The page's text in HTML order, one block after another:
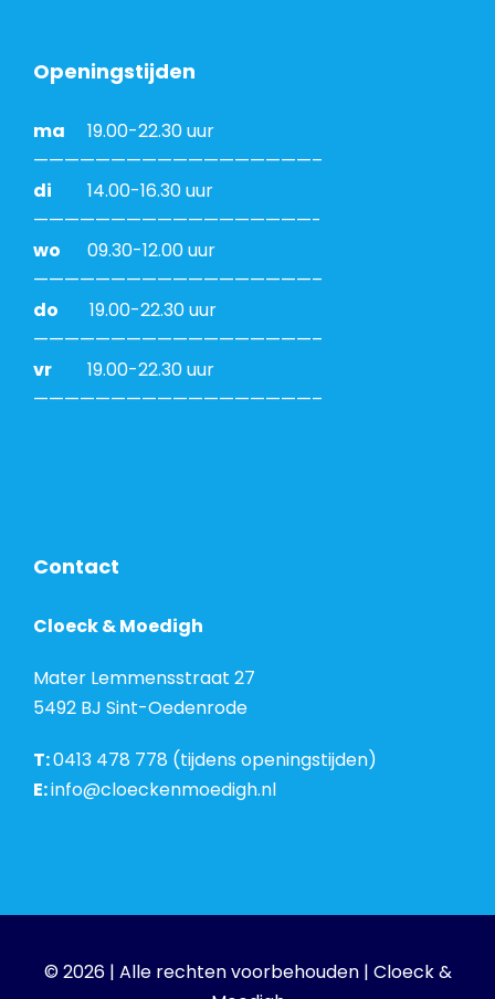
Openingstijden
ma 19.00-22.30 uur
——————————————————–
di 14.00-16.30 uur
——————————————————-
wo 09.30-12.00 uur
——————————————————–
do 19.00-22.30 uur
——————————————————–
vr 19.00-22.30 uur
——————————————————–
Contact
Cloeck & Moedigh
Mater Lemmensstraat 27
5492 BJ Sint-Oedenrode
T:0413 478 778 (tijdens openingstijden)
E:info@cloeckenmoedigh.nl
© 2026 | Alle rechten voorbehouden | Cloeck &